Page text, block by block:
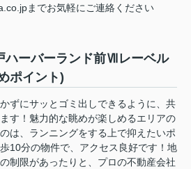
までお気軽にご連絡ください
ハーバーランド前Ⅶレーベル
ポイント)
ずにサッとゴミ出しできるように、共
す！魅力的な眺めが楽しめるエリアの
は、ランニングをする上で抑えたいポ
10分の物件で、アクセス良好です！地
制限があったりと、プロの不動産会社